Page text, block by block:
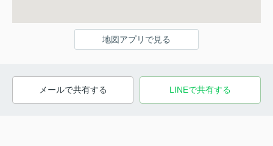
地図アプリで見る
メールで共有する LINEで共有する